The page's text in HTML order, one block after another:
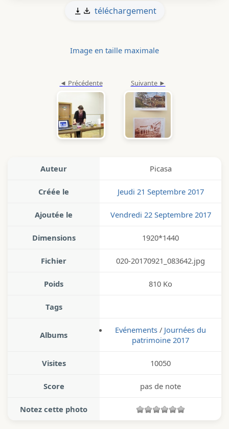
téléchargement
Image en taille maximale
Auteur Picasa
Créée le Jeudi 21 Septembre 2017
Ajoutée le Vendredi 22 Septembre 2017
Dimensions 1920*1440
Fichier 020-20170921_083642.jpg
Poids 810 Ko
Tags
Albums Evénements / Journées du
patrimoine 2017
Visites 10050
Score pas de note
Notez cette photo